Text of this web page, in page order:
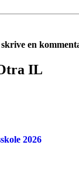
en
IL
2026